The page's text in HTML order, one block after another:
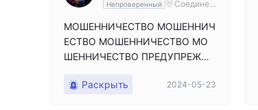
9
Непроверенный
Соединен
ы Америк
МОШЕННИЧЕСТВО МОШЕННИЧ
ЕСТВО МОШЕННИЧЕСТВО МО
ШЕННИЧЕСТВО ПРЕДУПРЕЖДЕ
ОТПРАВЛЯЙТЕ СВОИ ДАННЫЕ.
Раскрыть 2024-05-23